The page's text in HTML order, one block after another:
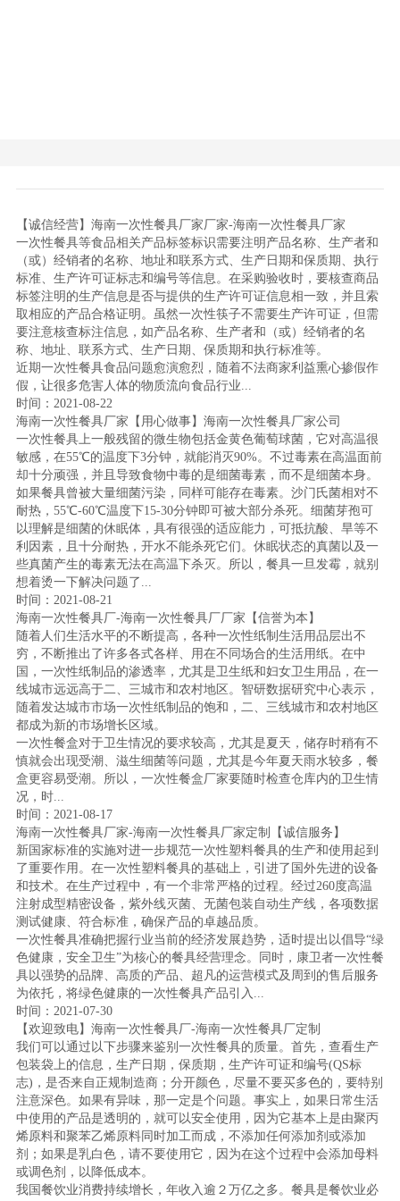
【诚信经营】海南一次性餐具厂家厂家-海南一次性餐具厂家
一次性餐具等食品相关产品标签标识需要注明产品名称、生产者和
（或）经销者的名称、地址和联系方式、生产日期和保质期、执行
标准、生产许可证标志和编号等信息。在采购验收时，要核查商品
标签注明的生产信息是否与提供的生产许可证信息相一致，并且索
取相应的产品合格证明。虽然一次性筷子不需要生产许可证，但需
要注意核查标注信息，如产品名称、生产者和（或）经销者的名
称、地址、联系方式、生产日期、保质期和执行标准等。
近期一次性餐具食品问题愈演愈烈，随着不法商家利益熏心掺假作
假，让很多危害人体的物质流向食品行业...
时间：2021-08-22
海南一次性餐具厂家【用心做事】海南一次性餐具厂家公司
一次性餐具上一般残留的微生物包括金黄色葡萄球菌，它对高温很
敏感，在55℃的温度下3分钟，就能消灭90%。不过毒素在高温面前
却十分顽强，并且导致食物中毒的是细菌毒素，而不是细菌本身。
如果餐具曾被大量细菌污染，同样可能存在毒素。沙门氏菌相对不
耐热，55℃-60℃温度下15-30分钟即可被大部分杀死。细菌芽孢可
以理解是细菌的休眠体，具有很强的适应能力，可抵抗酸、旱等不
利因素，且十分耐热，开水不能杀死它们。休眠状态的真菌以及一
些真菌产生的毒素无法在高温下杀灭。所以，餐具一旦发霉，就别
想着烫一下解决问题了...
时间：2021-08-21
海南一次性餐具厂-海南一次性餐具厂厂家【信誉为本】
随着人们生活水平的不断提高，各种一次性纸制生活用品层出不
穷，不断推出了许多各式各样、用在不同场合的生活用纸。在中
国，一次性纸制品的渗透率，尤其是卫生纸和妇女卫生用品，在一
线城市远远高于二、三城市和农村地区。智研数据研究中心表示，
随着发达城市市场一次性纸制品的饱和，二、三线城市和农村地区
都成为新的市场增长区域。
一次性餐盒对于卫生情况的要求较高，尤其是夏天，储存时稍有不
慎就会出现受潮、滋生细菌等问题，尤其是今年夏天雨水较多，餐
盒更容易受潮。所以，一次性餐盒厂家要随时检查仓库内的卫生情
况，时...
时间：2021-08-17
海南一次性餐具厂家-海南一次性餐具厂家定制【诚信服务】
新国家标准的实施对进一步规范一次性塑料餐具的生产和使用起到
了重要作用。在一次性塑料餐具的基础上，引进了国外先进的设备
和技术。在生产过程中，有一个非常严格的过程。经过260度高温
注射成型精密设备，紫外线灭菌、无菌包装自动生产线，各项数据
测试健康、符合标准，确保产品的卓越品质。
一次性餐具准确把握行业当前的经济发展趋势，适时提出以倡导“绿
色健康，安全卫生”为核心的餐具经营理念。同时，康卫者一次性餐
具以强势的品牌、高质的产品、超凡的运营模式及周到的售后服务
为依托，将绿色健康的一次性餐具产品引入...
时间：2021-07-30
【欢迎致电】海南一次性餐具厂-海南一次性餐具厂定制
我们可以通过以下步骤来鉴别一次性餐具的质量。首先，查看生产
包装袋上的信息，生产日期，保质期，生产许可证和编号(QS标
志)，是否来自正规制造商；分开颜色，尽量不要买多色的，要特别
注意深色。如果有异味，那一定是个问题。事实上，如果日常生活
中使用的产品是透明的，就可以安全使用，因为它基本上是由聚丙
烯原料和聚苯乙烯原料同时加工而成，不添加任何添加剂或添加
剂；如果是乳白色，请不要使用它，因为在这个过程中会添加母料
或调色剂，以降低成本。
我国餐饮业消费持续增长，年收入逾２万亿之多。餐具是餐饮业必